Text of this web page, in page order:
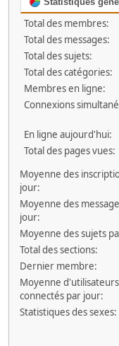
Total des membres:
Total des messages:
Total des sujets:
Total des catégories:
Membres en ligne:
Connexions
En ligne aujourd'hui:
Total des pages vues:
Moyenne des
jour:
Moyenne des
jour:
Moyenne des sujets
Total des sections:
Dernier membre:
Moyenne d'utilisateurs
connectés par jour:
Statistiques des sexes: